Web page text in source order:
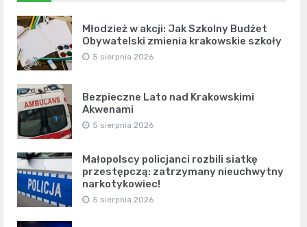
Młodzież w akcji: Jak Szkolny Budżet
Obywatelski zmienia krakowskie szkoły
5 sierpnia 2026
Bezpieczne Lato nad Krakowskimi
Akwenami
5 sierpnia 2026
Małopolscy policjanci rozbili siatkę
przestępczą: zatrzymany nieuchwytny
narkotykowiec!
5 sierpnia 2026